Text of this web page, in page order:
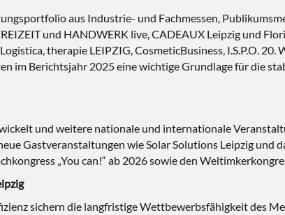
aus Industrie- und Fachmessen,
und HANDWERK live, CADEAUX Leipzig und
therapie LEIPZIG, CosmeticBusiness, I.S.P.O. 20.
im Berichtsjahr 2025 eine wichtige Grundlage für die
und weitere nationale und internationale
Gastveranstaltungen wie Solar Solutions Leipzig und
„You can!“ ab 2026 sowie den
sichern die langfristige Wettbewerbsfähigkeit des